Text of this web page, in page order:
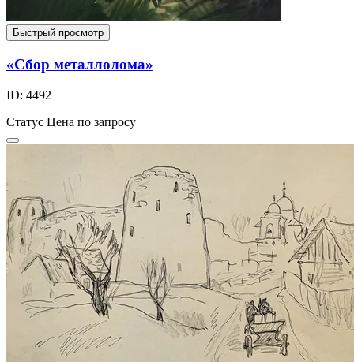
Быстрый просмотр
«Сбор металлолома»
ID: 4492
Статус Цена по запросу